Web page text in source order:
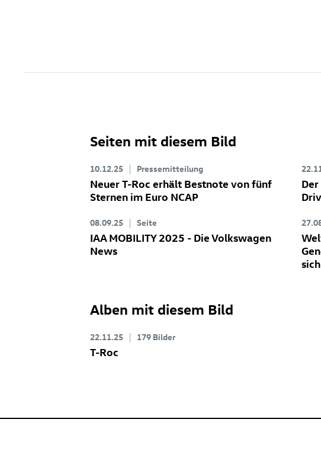
Seiten mit diesem Bild
10.12.25 Pressemitteilung
NeuerT-Roc erhält Bestnote von fünf
Sternen im Euro NCAP
08.09.25 Seite
IAA MOBILITY 2025 - Die Volkswagen
News
Alben mit diesem Bild
22.11.25 179 Bilder
T-Roc